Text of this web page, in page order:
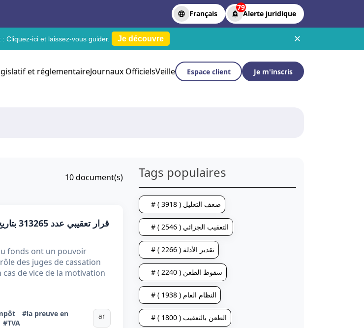
Français
79
Alerte juridique
: Cliquez-ici et laissez-vous guider. Je découvre ✕
et réglementaireJournaux OfficielsVeille Espace client Je m'inscris
10document(s)
fonds ont un pouvoir
des juges de cassation
de vice de la motivation
#la preuve en
#TVA
ar
Tags populaires
# ضعف التعليل ( 3918 )
# التعقيب الجزائي ( 2546 )
# تقدير الأدلة ( 2266 )
# سقوط الطعن ( 2240 )
# النظام العام ( 1938 )
# الطعن بالتعقيب ( 1800 )